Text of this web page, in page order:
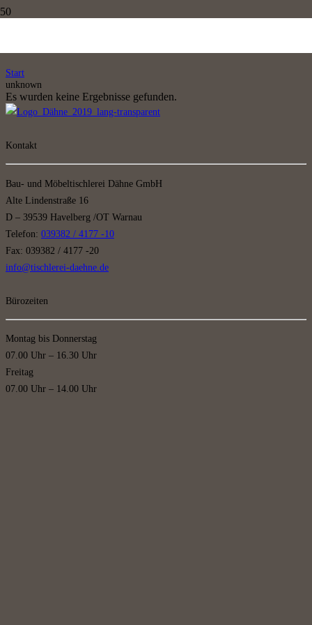
Start
unknown
Es wurden keine Ergebnisse gefunden.
Kontakt
Bau- und Möbeltischlerei Dähne GmbH
Alte Lindenstraße 16
D – 39539 Havelberg /OT Warnau
Telefon: 039382 / 4177 -10
Fax: 039382 / 4177 -20
info@tischlerei-daehne.de
Bürozeiten
Montag bis Donnerstag
07.00 Uhr – 16.30 Uhr
Freitag
07.00 Uhr – 14.00 Uhr